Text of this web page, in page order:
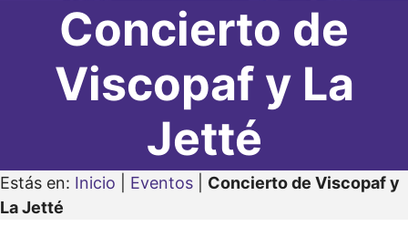
Concierto de
Viscopaf y La
Jetté
Estás en: Inicio Eventos
Concierto de Viscopaf y
La Jetté